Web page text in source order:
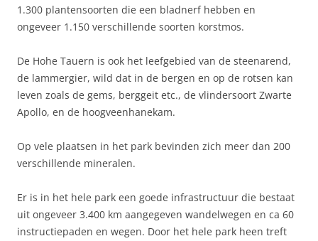
1.300 plantensoorten die een bladnerf hebben en
ongeveer 1.150 verschillende soorten korstmos.
De Hohe Tauern is ook het leefgebied van de steenarend,
de lammergier, wild dat in de bergen en op de rotsen kan
leven zoals de gems, berggeit etc., de vlindersoort Zwarte
Apollo, en de hoogveenhanekam.
Op vele plaatsen in het park bevinden zich meer dan 200
verschillende mineralen.
Er is in het hele park een goede infrastructuur die bestaat
uit ongeveer 3.400 km aangegeven wandelwegen en ca 60
instructiepaden en wegen. Door het hele park heen treft